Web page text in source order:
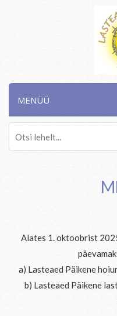
MENÜÜ
Alates 1. oktoobrist
a) Lasteaed Päikene
b) Lasteaed Päikene